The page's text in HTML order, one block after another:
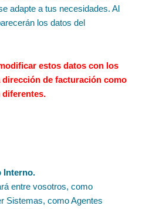
adapte a tus necesidades. Al
los datos del
estos datos con los
de facturación como
diferentes.
Interno.
entre vosotros, como
Sistemas, como Agentes